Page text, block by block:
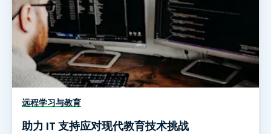
远程学习与教育
助力 IT 支持应对现代教育技术挑战